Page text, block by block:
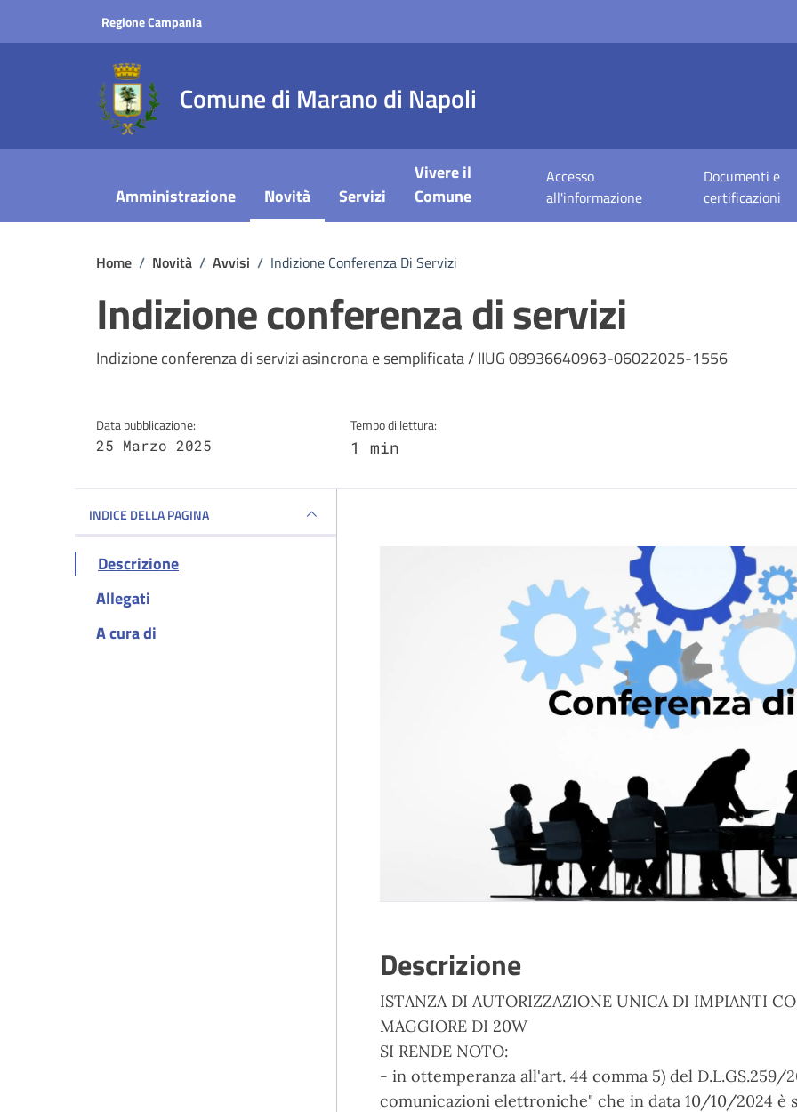
Regione Campania
Comune di Marano di Napoli
Amministrazione Novità Servizi
Vivere il
Comune
Accesso
all'informazione
Documenti e
certificazioni
Home / Novità / Avvisi / Indizione Conferenza Di Servizi
Indizione conferenza di servizi
Dettagli della notizia
Indizione conferenza di servizi asincrona e semplificata / IIUG 08936640963-06022025-1556
Data pubblicazione:
25 Marzo 2025
Tempo di lettura:
1 min
INDICE DELLA PAGINA
Descrizione
Allegati
A cura di
Descrizione
ISTANZA DI AUTORIZZAZIONE UNICA DI IMPIANTI
MAGGIORE DI 20W
SI RENDE NOTO:
- in ottemperanza all'art. 44 comma 5) del D.L.GS.259/
comunicazioni elettroniche" che in data 10/10/2024 è